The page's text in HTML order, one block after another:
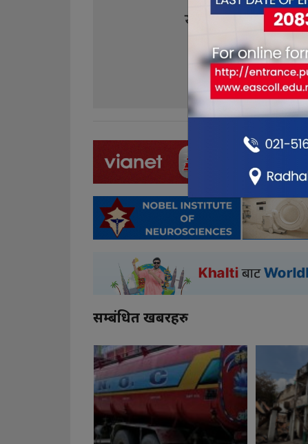
यो खबर पढेर
3 0
सम्बंधित खबरहरु